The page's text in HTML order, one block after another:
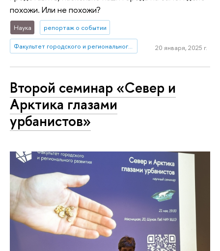
похожи. Или не похожи?
Наука репортаж о событии
Факультет городского и регионального развития 20 января, 2025 г.
Второй семинар «Север и
Арктика глазами
урбанистов»